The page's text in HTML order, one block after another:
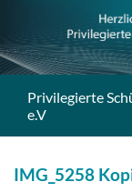
Privilegierte
e.V
IMG_5258